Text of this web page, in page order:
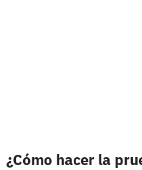
¿Cómo hacer la